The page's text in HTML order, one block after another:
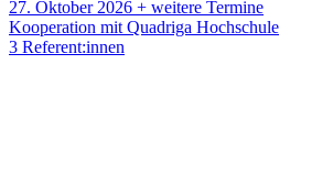
27. Oktober 2026 + weitere Termine
Kooperation mit Quadriga Hochschule
3 Referent:innen